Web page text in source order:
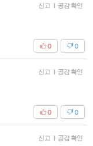
신고 | 공감 확인
0
0
신고 | 공감 확인
0
0
신고 | 공감 확인